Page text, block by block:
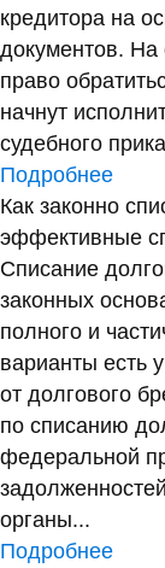
кредитора на
документов. На
право
начнут
судебного
Подробнее
Как законно
эффективные
Списание
законных
полного и
варианты есть
от долгового
по списанию
федеральной
органы...
Подробнее